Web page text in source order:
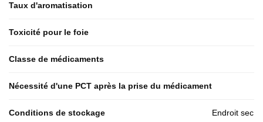
Taux d'aromatisation
Toxicité pour le foie
Classe de médicaments
Nécessité d'une PCT après la prise du médicament
Conditions de stockage Endroit sec